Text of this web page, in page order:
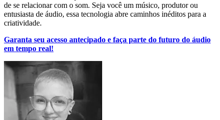
de se relacionar com o som. Seja você um músico, produtor ou
entusiasta de áudio, essa tecnologia abre caminhos inéditos para a
criatividade.
Garanta seu acesso antecipado e faça parte do futuro do áudio
em tempo real!